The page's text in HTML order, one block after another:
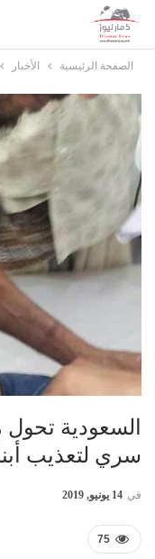
الصفحة الرئيسية الأخبار
السعودية
سري لتعذيب
في 14 يونيو, 2019
75